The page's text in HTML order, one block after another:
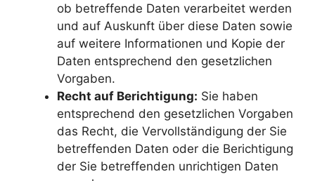
ob betreffende Daten verarbeitet werden
und auf Auskunft über diese Daten sowie
auf weitere Informationen und Kopie der
Daten entsprechend den gesetzlichen
Vorgaben.
Recht auf Berichtigung: Sie haben
entsprechend den gesetzlichen Vorgaben
das Recht, die Vervollständigung der Sie
betreffenden Daten oder die Berichtigung
der Sie betreffenden unrichtigen Daten